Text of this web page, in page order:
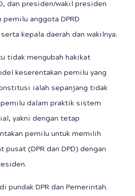
dan presiden/wakil presiden
pemilu anggota DPRD
kepala daerah dan wakilnya.
tidak mengubah hakikat
keserentakan pemilu yang
ialah sepanjang tidak
dalam praktik sistem
yakni dengan tetap
pemilu untuk memilih
(DPR dan DPD) dengan
pundak DPR dan Pemerintah.